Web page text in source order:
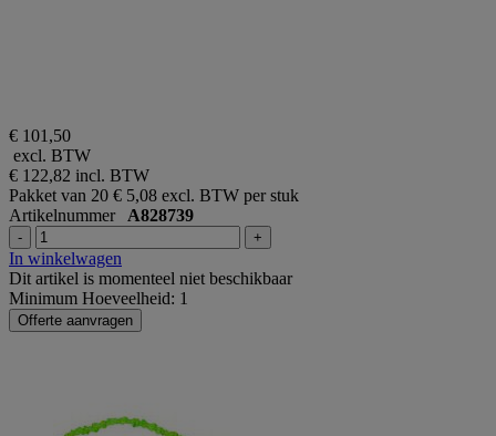
€ 101,50
excl. BTW
€ 122,82 incl. BTW
Pakket van 20 € 5,08 excl. BTW per stuk
Artikelnummer A828739
- +
In winkelwagen
Dit artikel is momenteel niet beschikbaar
Minimum Hoeveelheid: 1
Offerte aanvragen